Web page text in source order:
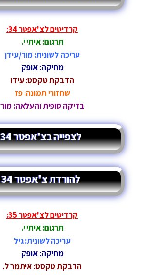
קרדיטים לצ'אפטר 34:
תרגום: איתי י.
עריכה לשונית: מור/עידן
מחיקה: אופק
הדבקת טקסט: עידו
שחזורי תמונה: פז
בדיקה סופית והעלאה: מור
לצפייה בצ'אפטר 34
להורדת צ'אפטר 34
קרדיטים לצ'אפטר 35:
תרגום: איתי י.
עריכה לשונית: גיל
מחיקה: אופק
הדבקת טקסט: איתמר ל.